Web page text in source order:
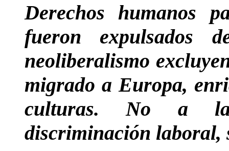
Derechos humanos
fueron expulsados
neoliberalismo
migrado a Europa,
culturas. No a
discriminación laboral,